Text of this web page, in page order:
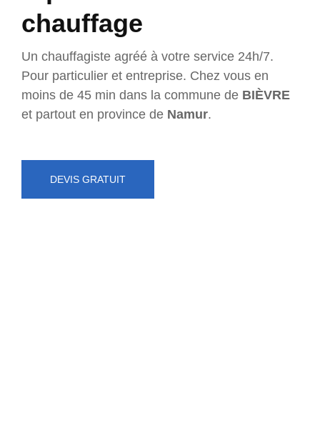
chauffage
Un chauffagiste agréé à votre service 24h/7.
Pour particulier et entreprise. Chez vous en
moins de 45 min dans la commune de BIÈVRE
et partout en province de Namur.
DEVIS GRATUIT